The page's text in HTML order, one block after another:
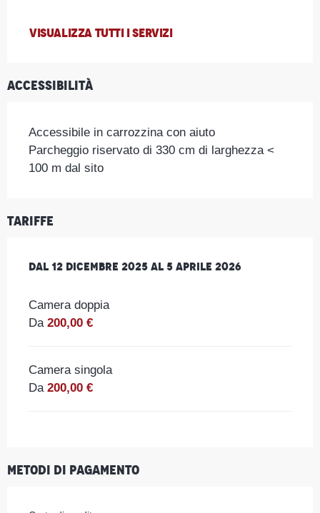
VISUALIZZA TUTTI I SERVIZI
Accessibilità
Accessibile in carrozzina con aiuto
Parcheggio riservato di 330 cm di larghezza <
100 m dal sito
Tariffe
Dal12 dicembre 2025al 5 aprile 2026
Dal12 dicembre 2025al 5 aprile 2026
Camera doppia
Da 200,00 €
Camera singola
Da 200,00 €
Metodi di pagamento